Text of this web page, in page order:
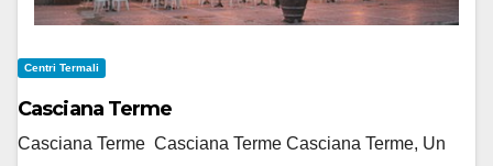
Centri Termali
Casciana Terme
Casciana Terme Casciana Terme Casciana Terme, Un